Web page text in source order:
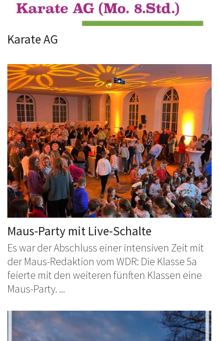
Karate AG
Maus-Party mit Live-Schalte
Es war der Abschluss einer intensiven Zeit mit
der Maus-Redaktion vom WDR: Die Klasse 5a
feierte mit den weiteren fünften Klassen eine
Maus-Party. ...